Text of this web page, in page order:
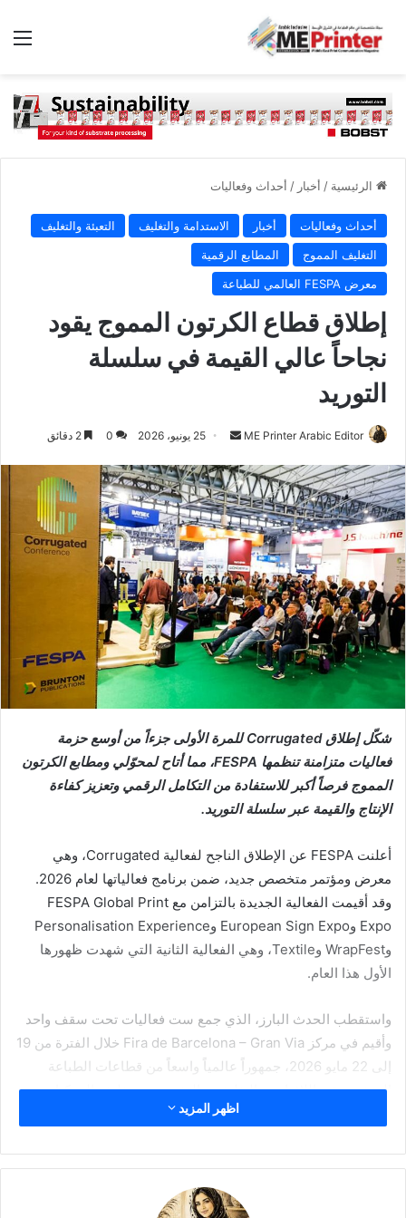
الرئيسية / أخبار / أحداث وفعاليات
أحداث وفعاليات أخبار الاستدامة والتغليف
التعبئة والتغليف
التغليف المموج
المطابع الرقمية
معرض FESPA العالمي للطباعة
إطلاق قطاع الكرتون المموج يقود
نجاحاً عالي القيمة في سلسلة
التوريد
ME Printer Arabic Editor
أرسل
إلكترونيا
25 يونيو، 2026 0
شكّل إطلاق Corrugated للمرة الأولى جزءاً من أوسع حزمة
فعاليات متزامنة تنظمها FESPA، مما أتاح لمحوّلي ومطابع الكرتون
المموج فرصاً أكبر للاستفادة من التكامل الرقمي وتعزيز كفاءة
الإنتاج والقيمة عبر سلسلة التوريد.
أعلنت FESPA عن الإطلاق الناجح لفعالية Corrugated، وهي
معرض ومؤتمر متخصص جديد، ضمن برنامج فعالياتها لعام 2026.
وقد أقيمت الفعالية الجديدة بالتزامن مع FESPA Global Print
Expo وEuropean Sign Expo وPersonalisation Experience
وWrapFest وTextile، وهي الفعالية الثانية التي شهدت ظهورها
الأول هذا العام.
واستقطب الحدث البارز، الذي جمع ست فعاليات تحت سقف واحد
وأقيم في مركز Fira de Barcelona – Gran Via خلال الفترة من 19
إلى 22 مايو 2026، جمهوراً عالمياً واسعاً من قطاعات الطباعة
المتخصصة، واللافتات، والتغليف، والتخصيص، وتغليف المركبات،
بتنظيم مشترك بين FESPA وBrunton Publications، جرى إطلاق
المموج من الشركات الصغيرة والمتوسطة، ومساعدتهم على مواكبة
اظهر المزيد